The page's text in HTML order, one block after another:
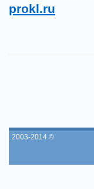
prokl.ru
2003-2014 ©